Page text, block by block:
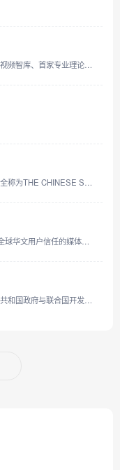
宣讲家网是全国独家高端报告视频智库、首家专业理论网站，传播马克思主义中国化的创新理论，辅导受众学习科学理论，学习贯彻党的理论和路线方针政策。以思想性、政治性、理论性、文献性为主要内容，是全国党委中心组和党委讲师团网上学习、交流的平台，是广大网友提高思想理论素养、增强人文知识底蕴，掌握时事政策的网上课堂。
中国职业技术教育学会（英文全称为THE CHINESE SOCIETY FOR TECHNICAL AND VOCATIONAL EDUCATION，缩写为CSTVE）成立于1990年12月，是由从事职业技术教育相关工作的企事业单位、社会组织和个人自愿结成的全国性、学术性、非营
中国版首页 -《联合早报》是全球华文用户信任的媒体，每天即时为你提供新加坡、中国、亚洲与全球新闻与评论。掌握全球趋势，尽在联合早报网。
中国国际减贫中心是中华人民共和国政府与联合国开发计划署等国际组织共同发起、资助并组建的，以创新扶贫理论、促进政策转换、增强国际互动、推动南南合作为宗旨的国际机构。